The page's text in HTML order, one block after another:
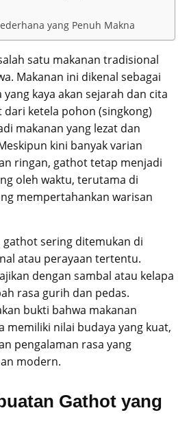
yang Penuh Makna
satu makanan tradisional
Makanan ini dikenal sebagai
kaya akan sejarah dan cita
ketela pohon (singkong)
makanan yang lezat dan
kini banyak varian
ringan, gathot tetap menjadi
oleh waktu, terutama di
mempertahankan warisan
gathot sering ditemukan di
atau perayaan tertentu.
dengan sambal atau kelapa
rasa gurih dan pedas.
bukti bahwa makanan
memiliki nilai budaya yang kuat,
pengalaman rasa yang
modern.
Gathot yang